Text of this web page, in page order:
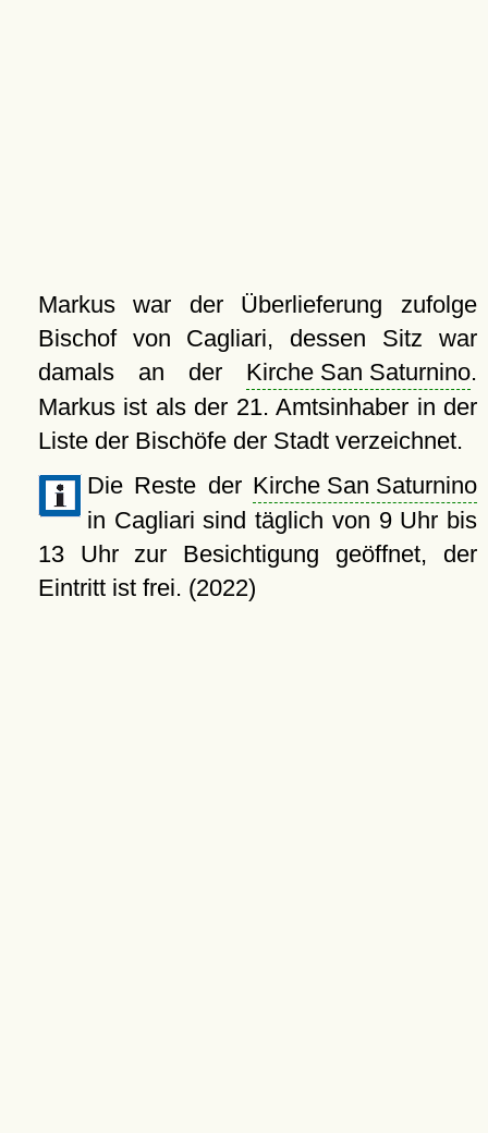
Markus war der Überlieferung zufolge
Bischof von Cagliari, dessen Sitz war
damals an der Kirche San Saturnino.
Markus ist als der 21. Amtsinhaber in der
Liste der Bischöfe der Stadt verzeichnet.
Die Reste der Kirche San Saturnino
in Cagliari sind täglich von 9 Uhr bis
13 Uhr zur Besichtigung geöffnet, der
Eintritt ist frei. (2022)